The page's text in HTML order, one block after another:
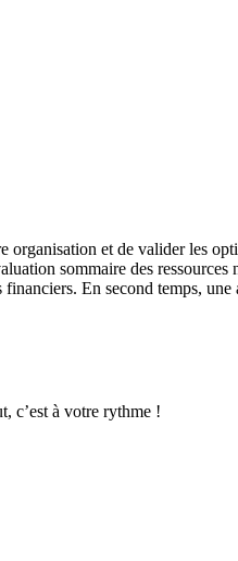
et de valider les
sommaire des ressources
En second temps, une
c’est à votre rythme !